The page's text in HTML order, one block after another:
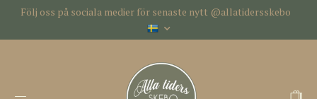
Följ oss på sociala medier för senaste nytt @allatidersskebo